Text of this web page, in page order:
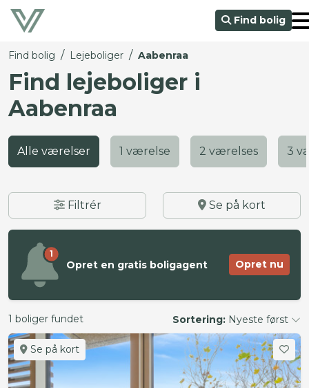
Find bolig
Find bolig / Lejeboliger / Aabenraa
Find lejeboliger i
Aabenraa
Alle værelser 1 værelse 2 værelses 3
Filtrér Se på kort
1
Opret en gratis boligagent Opret nu
1 boliger fundet Sortering: Nyeste først
Se på kort